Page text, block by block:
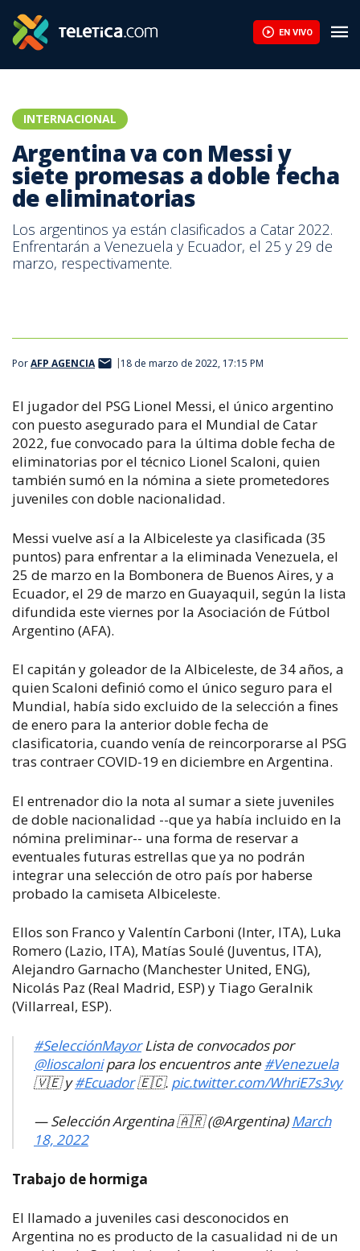
EN VIVO
INTERNACIONAL
Argentina va con Messi y
siete promesas a doble fecha
de eliminatorias
Los argentinos ya están clasificados a Catar 2022.
Enfrentarán a Venezuela y Ecuador, el 25 y 29 de
marzo, respectivamente.
PorAFP AGENCIA 18 de marzo de 2022, 17:15 PM
El jugador del PSG Lionel Messi, el único argentino
con puesto asegurado para el Mundial de Catar
2022, fue convocado para la última doble fecha de
eliminatorias por el técnico Lionel Scaloni, quien
también sumó en la nómina a siete prometedores
juveniles con doble nacionalidad.
Messi vuelve así a la Albiceleste ya clasificada (35
puntos) para enfrentar a la eliminada Venezuela, el
25 de marzo en la Bombonera de Buenos Aires, y a
Ecuador, el 29 de marzo en Guayaquil, según la lista
difundida este viernes por la Asociación de Fútbol
Argentino (AFA).
El capitán y goleador de la Albiceleste, de 34 años, a
quien Scaloni definió como el único seguro para el
Mundial, había sido excluido de la selección a fines
de enero para la anterior doble fecha de
clasificatoria, cuando venía de reincorporarse al PSG
tras contraer COVID-19 en diciembre en Argentina.
El entrenador dio la nota al sumar a siete juveniles
de doble nacionalidad --que ya había incluido en la
nómina preliminar-- una forma de reservar a
eventuales futuras estrellas que ya no podrán
integrar una selección de otro país por haberse
probado la camiseta Albiceleste.
Ellos son Franco y Valentín Carboni (Inter, ITA), Luka
Romero (Lazio, ITA), Matías Soulé (Juventus, ITA),
Alejandro Garnacho (Manchester United, ENG),
Nicolás Paz (Real Madrid, ESP) y Tiago Geralnik
(Villarreal, ESP).
#SelecciónMayorLista de convocados por
@lioscalonipara los encuentros ante #Venezuela
🇻🇪 y#Ecuador🇪🇨. pic.twitter.com/WhriE7s3vy
— Selección Argentina 🇦🇷 (@Argentina)March
18, 2022
Trabajo de hormiga
El llamado a juveniles casi desconocidos en
Argentina no es producto de la casualidad ni de un